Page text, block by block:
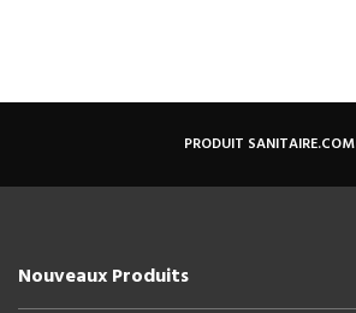
PRODUIT SANITAIRE.COM
Nouveaux Produits